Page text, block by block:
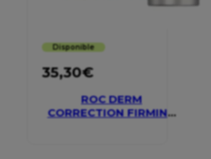
Disponible
35,30€
ROC DERM
CORRECTION FIRMING